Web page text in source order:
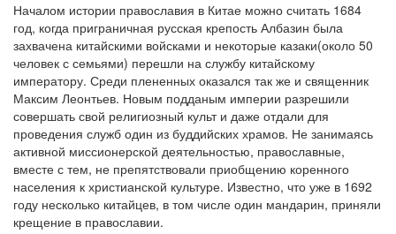
Викторины
Ссылки
Религиозные учения и секты, справочник
8 августа
Св. Доминик, священник
см. календарь
Обратная связь
Началом истории православия в Китае можно считать 1684
год, когда приграничная русская крепость Албазин была
захвачена китайскими войсками и некоторые казаки(около 50
человек с семьями) перешли на службу китайскому
императору. Среди плененных оказался так же и священник
Максим Леонтьев. Новым подданым империи разрешили
совершать свой религиозный культ и даже отдали для
проведения служб один из буддийских храмов. Не занимаясь
активной миссионерской деятельностью, православные,
вместе с тем, не препятствовали приобщению коренного
населения к христианской культуре. Известно, что уже в 1692
году несколько китайцев, в том числе один мандарин, приняли
крещение в православии.